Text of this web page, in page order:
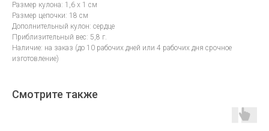
Размер кулона: 1,6 х 1 см
Размер цепочки: 18 см
Дополнительный кулон: сердце
Приблизительный вес: 5,8 г.
Наличие: на заказ (до 10 рабочих дней или 4 рабочих дня срочное
изготовление)
Смотрите также